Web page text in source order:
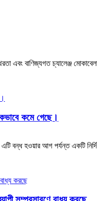
এবং বাণিজ্যগত চ্যালেঞ্জ
কমে গেছে।
হওয়ার আগ পর্যন্ত একটি